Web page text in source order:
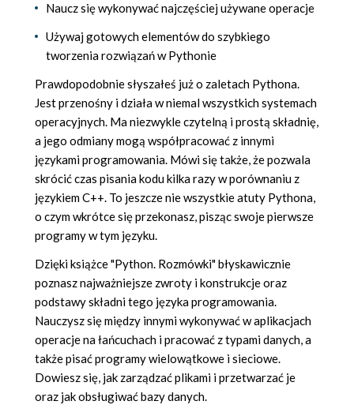
Naucz się wykonywać najczęściej używane operacje
Używaj gotowych elementów do szybkiego
tworzenia rozwiązań w Pythonie
Prawdopodobnie słyszałeś już o zaletach Pythona.
Jest przenośny i działa w niemal wszystkich systemach
operacyjnych. Ma niezwykle czytelną i prostą składnię,
a jego odmiany mogą współpracować z innymi
językami programowania. Mówi się także, że pozwala
skrócić czas pisania kodu kilka razy w porównaniu z
językiem C++. To jeszcze nie wszystkie atuty Pythona,
o czym wkrótce się przekonasz, pisząc swoje pierwsze
programy w tym języku.
Dzięki książce "Python. Rozmówki" błyskawicznie
poznasz najważniejsze zwroty i konstrukcje oraz
podstawy składni tego języka programowania.
Nauczysz się między innymi wykonywać w aplikacjach
operacje na łańcuchach i pracować z typami danych, a
także pisać programy wielowątkowe i sieciowe.
Dowiesz się, jak zarządzać plikami i przetwarzać je
oraz jak obsługiwać bazy danych.